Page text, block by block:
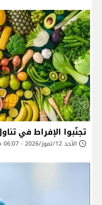
تجنّبوا الإفراط في
الأحد 12/تموز/2026 - 06:07 م